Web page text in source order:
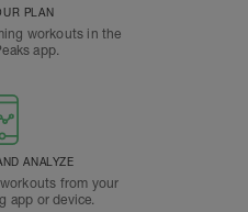
PLAN
workouts in the
app.
ANALYZE
from your
app or device.